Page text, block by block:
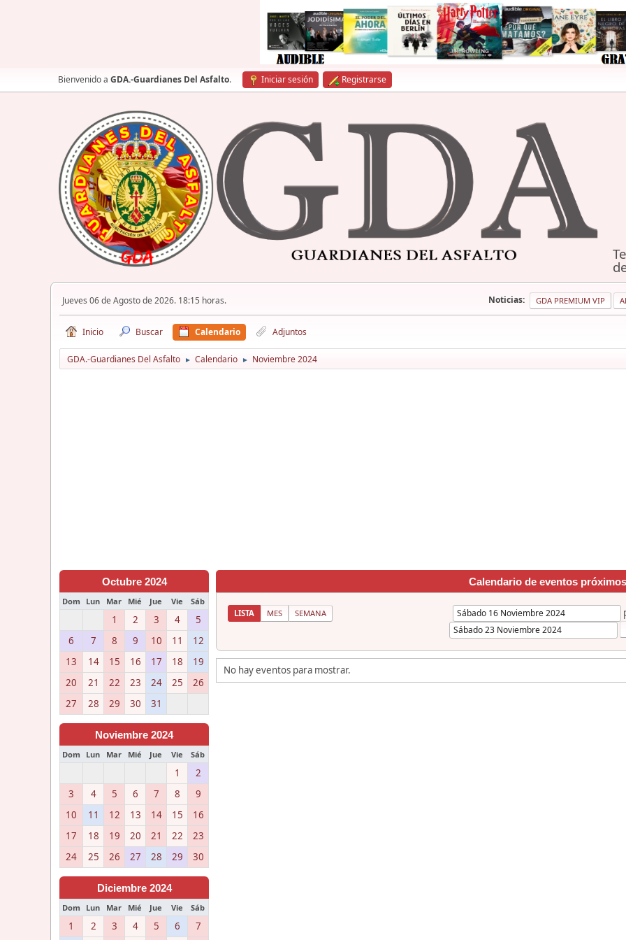
Bienvenido a GDA.-Guardianes Del Asfalto. Iniciar sesión Registrarse
Jueves 06 de Agosto de 2026. 18:15 horas. Noticias: GDA PREMIUM VIP
Inicio Buscar Calendario Adjuntos
GDA.-Guardianes Del Asfalto ► Calendario ► Noviembre 2024
Octubre 2024
Dom Lun Mar Mié Jue Vie Sáb
1 2 3 4
5
6
7 8 9 10 11
12
13
14 15 16 17 18
19
20
21 22 23 24 25
26
27
28 29 30 31
Noviembre 2024
Dom Lun Mar Mié Jue Vie Sáb
1
2
3
4 5 6 7 8
9
10
11 12 13 14 15
16
17
18 19 20 21 22
23
24
25 26 27 28 29 30
Diciembre 2024
Dom Lun Mar Mié Jue Vie Sáb
1 2 3 4 5 6 7
Calendario de eventos próximos
LISTA MES SEMANA
No hay eventos para mostrar.